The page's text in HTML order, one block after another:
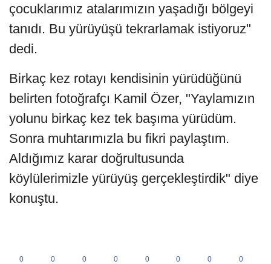
çocuklarımız atalarımızın yaşadığı bölgeyi
tanıdı. Bu yürüyüşü tekrarlamak istiyoruz"
dedi.
Birkaç kez rotayı kendisinin yürüdüğünü
belirten fotoğrafçı Kamil Özer, "Yaylamızın
yolunu birkaç kez tek başıma yürüdüm.
Sonra muhtarımızla bu fikri paylaştım.
Aldığımız karar doğrultusunda
köylülerimizle yürüyüş gerçekleştirdik" diye
konuştu.